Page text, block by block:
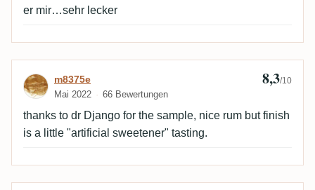
er mir…sehr lecker
Bewertung von m8375e
m8375e
Mai 2022 66 Bewertungen
8,3/10
thanks to dr Django for the sample, nice rum but finish
is a little "artificial sweetener" tasting.